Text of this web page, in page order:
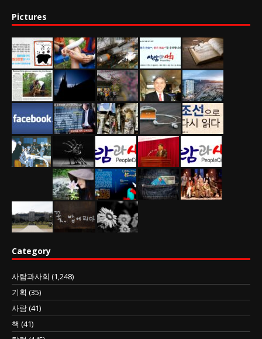
Pictures
Category
사람과사회 (1,248)
기획 (35)
사람(41)
책 (41)